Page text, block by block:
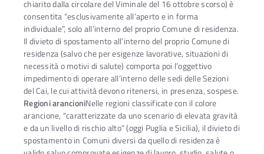
chiarito dalla circolare del Viminale del 16 ottobre scorso) è
consentita “esclusivamente all’aperto e in forma
individuale”, solo all’interno del proprio Comune di residenza.
Il divieto di spostamento all’interno del proprio Comune di
residenza (salvo che per esigenze lavorative, situazioni di
necessità o motivi di salute) comporta poi l’oggettivo
impedimento di operare all’interno delle sedi delle Sezioni
del Cai, le cui attività devono ritenersi, in presenza, sospese.
Regioni arancioniNelle regioni classificate con il colore
arancione, “caratterizzate da uno scenario di elevata gravità
e da un livello di rischio alto” (oggi Puglia e Sicilia), il divieto di
spostamento in Comuni diversi da quello di residenza è